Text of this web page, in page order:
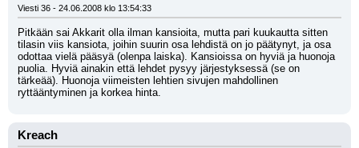
Viesti 36 - 24.06.2008 klo 13:54:33
Pitkään sai Akkarit olla ilman kansioita, mutta pari kuukautta sitten
tilasin viis kansiota, joihin suurin osa lehdistä on jo päätynyt, ja osa
odottaa vielä pääsyä (olenpa laiska). Kansioissa on hyviä ja huonoja
puolia. Hyviä ainakin että lehdet pysyy järjestyksessä (se on
tärkeää). Huonoja viimeisten lehtien sivujen mahdollinen
ryttääntyminen ja korkea hinta.
Kreach